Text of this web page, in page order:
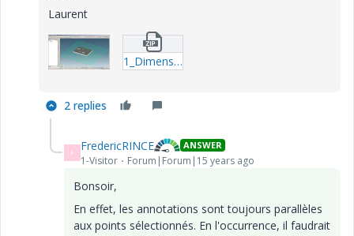
Laurent
1_Dimension-entre-trous-se2.zip
2 replies
F FredericRINCE ANSWER
1-Visitor Forum|Forum|15 years ago
Bonsoir,
En effet, les annotations sont toujours parallèles
aux points sélectionnés. En l'occurrence, il faudrait